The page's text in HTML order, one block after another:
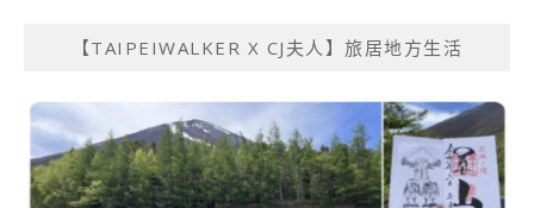
【TAIPEIWALKER X CJ夫人】旅居地方生活